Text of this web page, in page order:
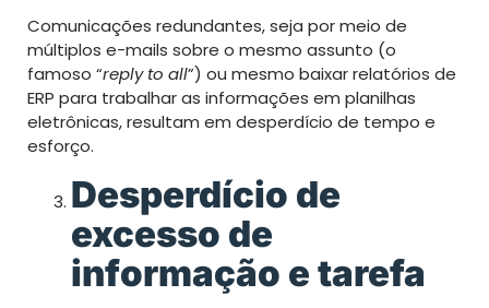
Comunicações redundantes, seja por meio de
múltiplos e-mails sobre o mesmo assunto (o
famoso “reply to all”) ou mesmo baixar relatórios de
ERP para trabalhar as informações em planilhas
eletrônicas, resultam em desperdício de tempo e
esforço.
Desperdício de
excesso de
informação e tarefa